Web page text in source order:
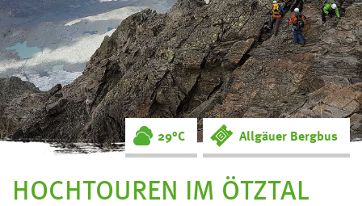
swoboda alpin
Service
Ortsgruppe
Obergünzburg
HOCHTOUREN IM ÖTZTAL
29°C Allgäuer Bergbus